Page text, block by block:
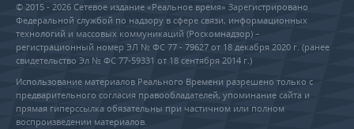
© 2015 - 2026 Сетевое издание «Реальное время» Зарегистрировано
Федеральной службой по надзору в сфере связи, информационных
технологий и массовых коммуникаций (Роскомнадзор) –
регистрационный номер ЭЛ № ФС 77 - 79627 от 18 декабря 2020 г. (ранее
свидетельство Эл № ФС 77-59331 от 18 сентября 2014 г.)
Использование материалов Реального Времени разрешено только с
предварительного согласия правообладателей, упоминание сайта и
прямая гиперссылка обязательны при частичном или полном
воспроизведении материалов.